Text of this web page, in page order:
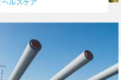
ヘルスケア